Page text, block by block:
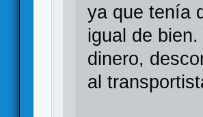
ya que tenía
igual de
dinero,
al